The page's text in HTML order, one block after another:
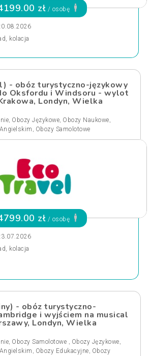
zł / osobę
kolacja
- obóz turystyczno-językowy
Oksfordu i Windsoru - wylot
Londyn, Wielka
, Obozy Językowe, Obozy Naukowe,
, Obozy Samolotowe
zł / osobę
kolacja
- obóz turystyczno-
i wyjściem na musical
Londyn, Wielka
, Obozy Samolotowe , Obozy Językowe,
, Obozy Edukacyjne, Obozy